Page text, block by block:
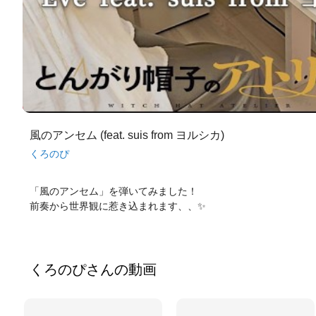
風のアンセム (feat. suis from ヨルシカ)
くろのぴ
「風のアンセム」を弾いてみました！
前奏から世界観に惹き込まれます、、✨
くろのぴさんの動画